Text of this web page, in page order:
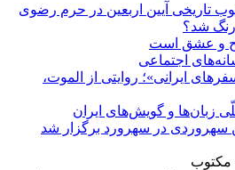
تاریخی آیین اربعین در حرم رضوی
شد؟
صلح و عشق است
اجتماعی
ایرانی»؛ روایتی از الموت،
زبان‌ها و گویش‌های ایران
سهروردی در سهرورد برگزار شد